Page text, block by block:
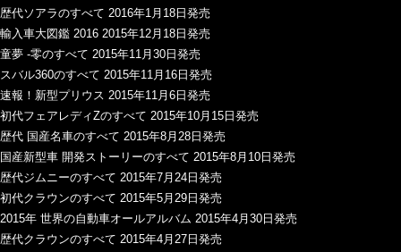
歴代ソアラのすべて 2016年1月18日発売
輸入車大図鑑 2016 2015年12月18日発売
童夢 -零のすべて 2015年11月30日発売
スバル360のすべて 2015年11月16日発売
速報！新型プリウス 2015年11月6日発売
初代フェアレディZのすべて 2015年10月15日発売
歴代 国産名車のすべて 2015年8月28日発売
国産新型車 開発ストーリーのすべて 2015年8月10日発売
歴代ジムニーのすべて 2015年7月24日発売
初代クラウンのすべて 2015年5月29日発売
2015年 世界の自動車オールアルバム 2015年4月30日発売
歴代クラウンのすべて 2015年4月27日発売